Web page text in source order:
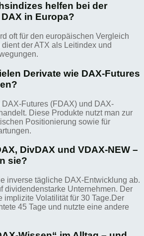
helfen bei der
in Europa?
oft für den europäischen Vergleich
der ATX als Leitindex und
Derivate wie DAX-Futures
Futures (FDAX) und DAX-
Diese Produkte nutzt man zur
Positionierung sowie für
DivDAX und VDAX-NEW –
sie?
inverse tägliche DAX-Entwicklung ab.
dividendenstarke Unternehmen. Der
implizite Volatilität für 30 Tage.Der
45 Tage und nutzte eine andere